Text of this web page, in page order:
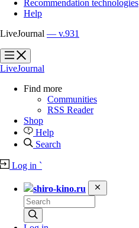
Recommendation technologies
Help
LiveJournal — v.931
?
?
LiveJournal
Find more
Communities
RSS Reader
Shop
Help
Search
Log in `
shiro-kino.ru